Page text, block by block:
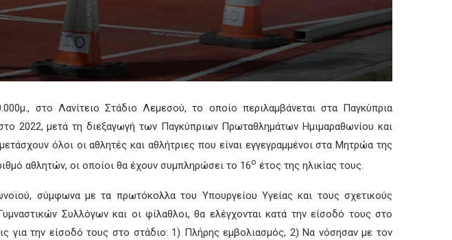
στο Λανίτειο Στάδιο Λεμεσού, το οποίο περιλαμβάνεται στα Παγκύπρια
2022, μετά τη διεξαγωγή των Παγκύπριων Πρωταθλημάτων Ημιμαραθωνίου και
όλοι οι αθλητές και αθλήτριες που είναι εγγεγραμμένοι στα Μητρώα της
αθλητών, οι οποίοι θα έχουν συμπληρώσει το 16ο έτος της ηλικίας τους.
σύμφωνα με τα πρωτόκολλα του Υπουργείου Υγείας και τους σχετικούς
Συλλόγων και οι φίλαθλοι, θα ελέγχονται κατά την είσοδό τους στο
για την είσοδό τους στο στάδιο: 1) Πλήρης εμβολιασμός, 2) Να νόσησαν με τον